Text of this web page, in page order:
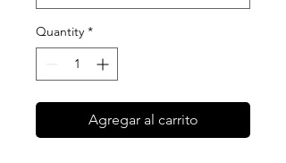
Quantity *
Agregar al carrito